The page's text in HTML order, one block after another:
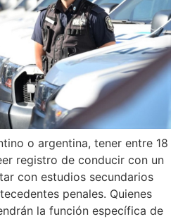
o argentina, tener entre 18
registro de conducir con un
con estudios secundarios
penales. Quienes
la función específica de